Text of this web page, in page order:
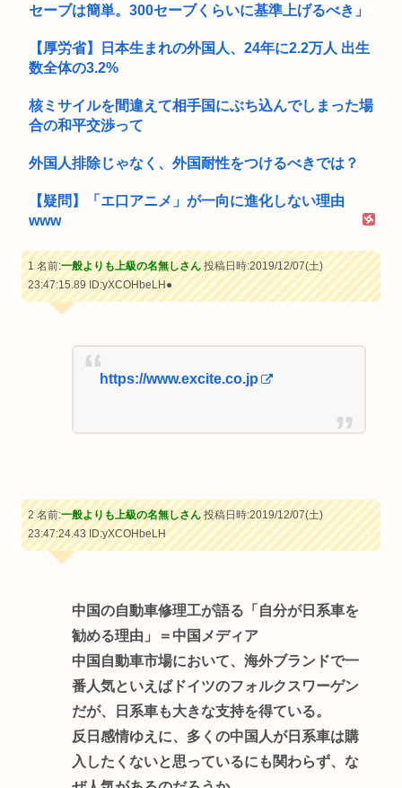
セーブは簡単。300セーブくらいに基準上げるべき」
【厚労省】日本生まれの外国人、24年に2.2万人 出生
数全体の3.2%
核ミサイルを間違えて相手国にぶち込んでしまった場
合の和平交渉って
外国人排除じゃなく、外国耐性をつけるべきでは？
【疑問】「エ口アニメ」が一向に進化しない理由
www
1 名前:一般よりも上級の名無しさん投稿日時:2019/12/07(土)
23:47:15.89ID:yXCOHbeLH●
https://www.excite.co.jp
2 名前:一般よりも上級の名無しさん投稿日時:2019/12/07(土)
23:47:24.43ID:yXCOHbeLH
中国の自動車修理工が語る「自分が日系車を
勧める理由」＝中国メディア
中国自動車市場において、海外ブランドで一
番人気といえばドイツのフォルクスワーゲン
だが、日系車も大きな支持を得ている。
反日感情ゆえに、多くの中国人が日系車は購
入したくないと思っているにも関わらず、な